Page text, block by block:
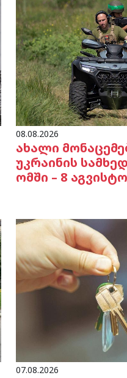
08.08.2026
ახალი
უკრაინის
ომში – 8 აგვისტო
07.08.2026